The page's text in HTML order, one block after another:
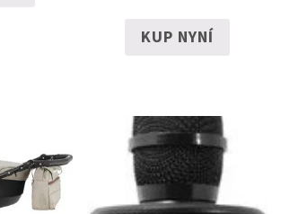
KUP NYNÍ